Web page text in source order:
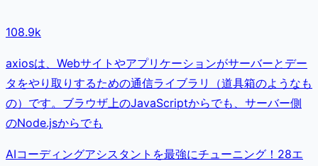
108.9k
axiosは、Webサイトやアプリケーションがサーバーとデー
タをやり取りするための通信ライブラリ（道具箱のようなも
の）です。ブラウザ上のJavaScriptからでも、サーバー側
のNode.jsからでも
AIコーディングアシスタントを最強にチューニング！28エ